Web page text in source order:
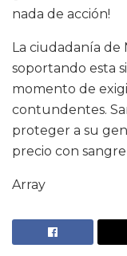
nada de acción!
La ciudadanía
soportando esta
momento de
contundentes.
proteger a su
precio con
Array